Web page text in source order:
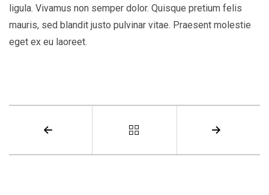
ligula. Vivamus non semper dolor. Quisque pretium felis
mauris, sed blandit justo pulvinar vitae. Praesent molestie
eget ex eu laoreet.